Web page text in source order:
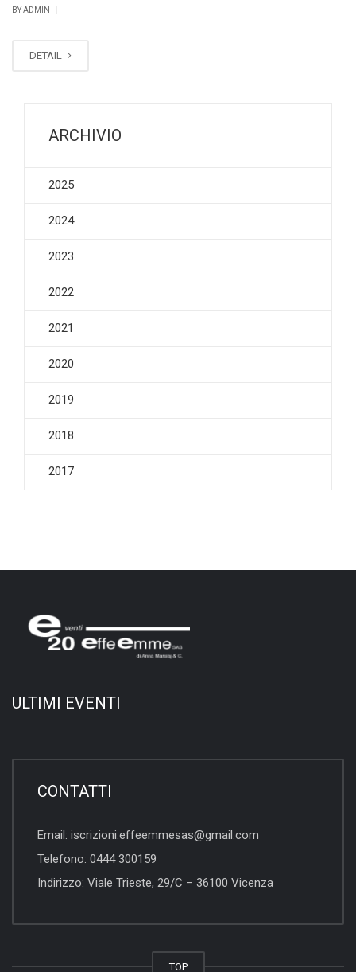
BY ADMIN
DETAIL
ARCHIVIO
2025
2024
2023
2022
2021
2020
2019
2018
2017
ULTIMI EVENTI
CONTATTI
Email: iscrizioni.effeemmesas@gmail.com
Telefono: 0444 300159
Indirizzo: Viale Trieste, 29/C – 36100 Vicenza
TOP